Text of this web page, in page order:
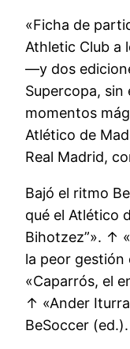
«Ficha de
Athletic Club a
—y dos
Supercopa,
momentos
Atlético de
Real Madrid,
Bajó el ritmo
qué el Atlético
Bihotzez”». ↑
la peor gestión
«Caparrós, el
↑ «Ander
BeSoccer